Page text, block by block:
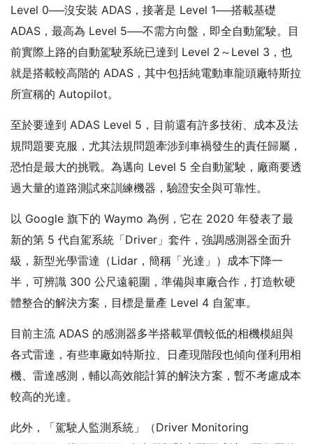
Level 0──沒安裝 ADAS，接著是 Level 1──搭載基礎
ADAS，最高為 Level 5──不需方向盤，即全自動駕駛。目
前實際上路的自動駕駛系統已達到 Level 2～Level 3，也
就是搭載較高階的 ADAS，其中包括純電動車龍頭廠特斯拉
所宣稱的 Autopilot。
至於要達到 ADAS Level 5，目前還有許多技術、成本及法
規問題要克服，尤其法規問題牽涉到車禍發生的責任歸屬，
恐怕是最大的挑戰。為邁向 Level 5 全自動駕駛，廠商要透
過大量的道路測試來訓練機器，驗證安全與可靠性。
以 Google 旗下的 Waymo 為例，它在 2020 年發表了最
新的第 5 代自駕系統「Driver」套件，強調感測器全面升
級，新型光學雷達（Lidar，簡稱「光達」）成本下降一
半，可辨識 300 公尺遠範圍，準備與車廠合作，打造軟硬
體整合的解決方案，目標是量產 Level 4 自駕車。
目前主流 ADAS 的感測器多半搭載單價較低的相機模組與
各式雷達，有些車廠如特斯拉、日產現階段也傾向僅利用相
機、雷達感測，輔以高效能計算的解決方案，暫不考慮成本
較高的光達。
此外，「駕駛人監測系統」（Driver Monitoring